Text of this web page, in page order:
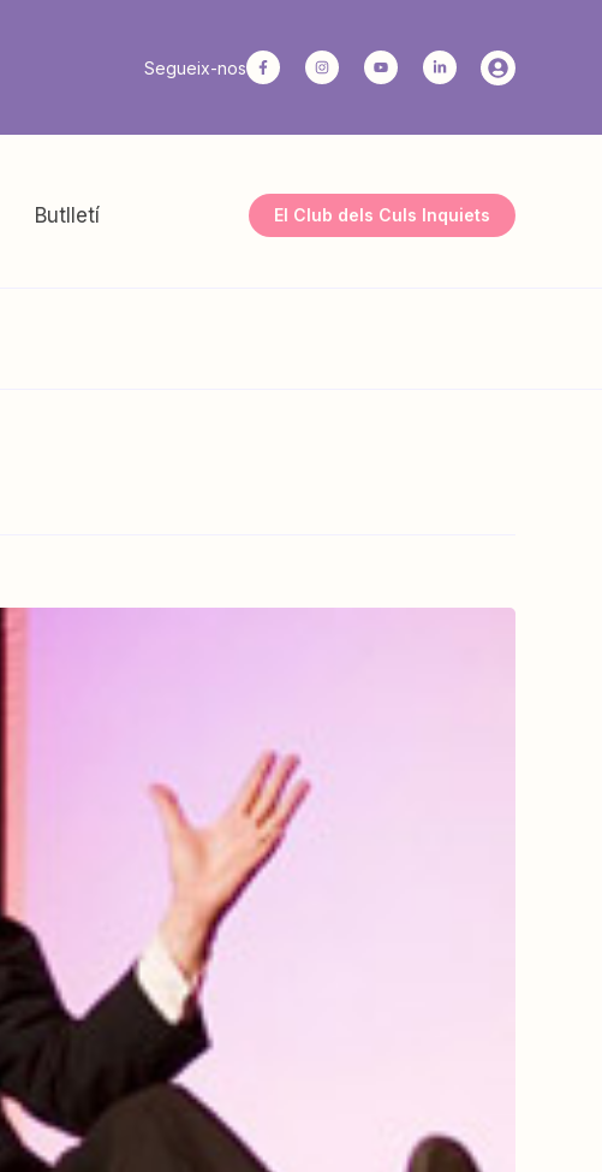
Segueix-nos
Butlletí El Club dels Culs Inquiets